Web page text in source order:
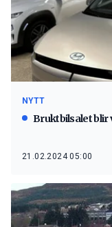
NYTT
Bruktbilsalet blir
21.02.2024 05:00